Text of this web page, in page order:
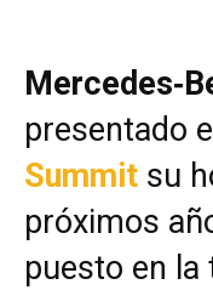
presentado
Summit su
próximos
puesto en la